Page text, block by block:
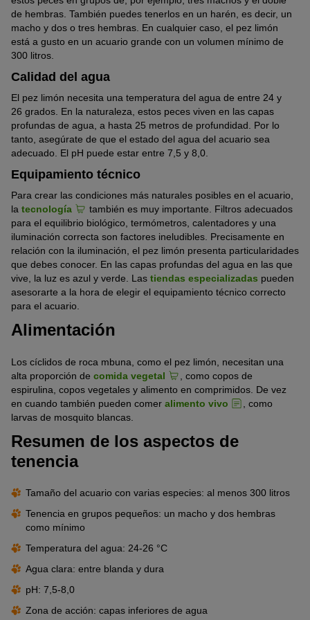
de hembras. También puedes tenerlos en un harén, es decir, un
macho y dos o tres hembras. En cualquier caso, el pez limón
está a gusto en un acuario grande con un volumen mínimo de
300 litros.
Calidad del agua
El pez limón necesita una temperatura del agua de entre 24 y
26 grados. En la naturaleza, estos peces viven en las capas
profundas de agua, a hasta 25 metros de profundidad. Por lo
tanto, asegúrate de que el estado del agua del acuario sea
adecuado. El pH puede estar entre 7,5 y 8,0.
Equipamiento técnico
Para crear las condiciones más naturales posibles en el acuario,
la tecnología
también es muy importante. Filtros adecuados
para el equilibrio biológico, termómetros, calentadores y una
iluminación correcta son factores ineludibles. Precisamente en
relación con la iluminación, el pez limón presenta particularidades
que debes conocer. En las capas profundas del agua en las que
vive, la luz es azul y verde. Las tiendas especializadas pueden
asesorarte a la hora de elegir el equipamiento técnico correcto
para el acuario.
Alimentación
Los cíclidos de roca mbuna, como el pez limón, necesitan una
alta proporción de comida vegetal
, como copos de
espirulina, copos vegetales y alimento en comprimidos. De vez
en cuando también pueden comer alimento vivo
, como
larvas de mosquito blancas.
Resumen de los aspectos de
tenencia
Tamaño del acuario con varias especies: al menos 300 litros
Tenencia en grupos pequeños: un macho y dos hembras
como mínimo
Temperatura del agua: 24-26 °C
Agua clara: entre blanda y dura
pH: 7,5-8,0
Zona de acción: capas inferiores de agua